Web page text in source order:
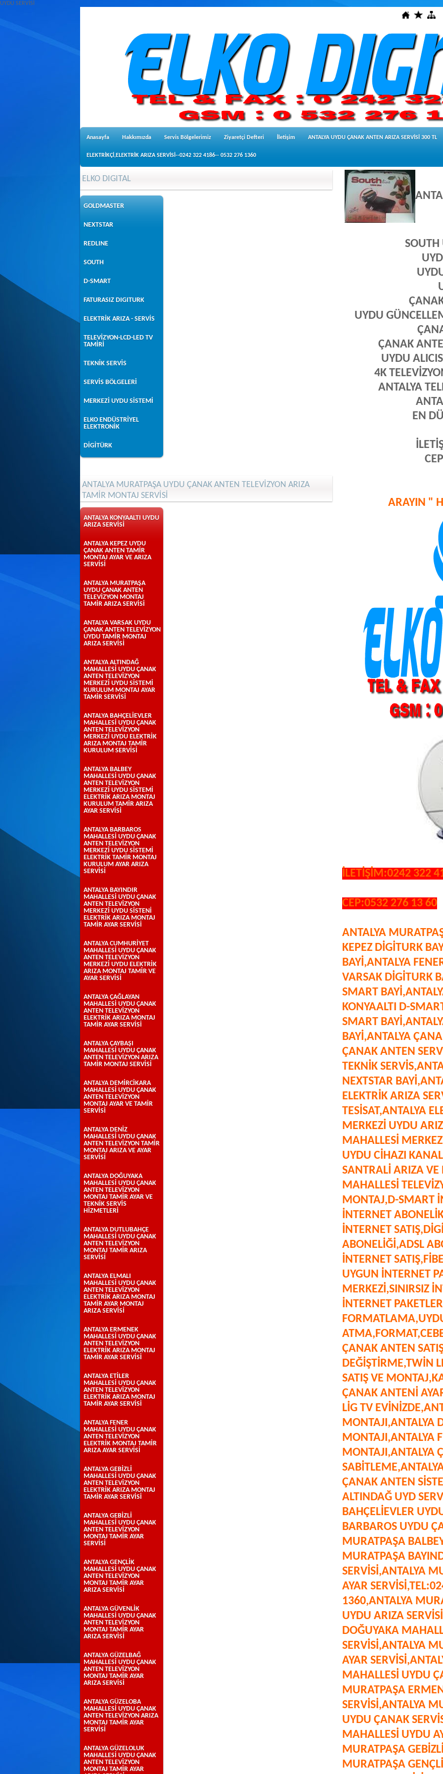
UYDU SERVİSİ
Anasayfa Hakkımızda Servis Bölgelerimiz Ziyaretçi Defteri İletişim ANTALYA UYDU ÇANAK ANTEN ARIZA SERVİSİ 300 TL
ELEKTRİKÇİ,ELEKTRİK ARIZA SERVİSİ--0242 322 4186-- 0532 276 1360
ELKO DIGITAL
GOLDMASTER
NEXTSTAR
REDLINE
SOUTH
D-SMART
FATURASIZ DIGITURK
ELEKTRİK ARIZA - SERVİS
TELEVİZYON-LCD-LED TV
TAMİRİ
TEKNİK SERVİS
SERVİS BÖLGELERİ
MERKEZİ UYDU SİSTEMİ
ELKO ENDÜSTRİYEL
ELEKTRONİK
DİGİTÜRK
ANTALYA MURATPAŞA UYDU ÇANAK ANTEN TELEVİZYON ARIZA
TAMİR MONTAJ SERVİSİ
ANTALYA KONYAALTI UYDU
ARIZA SERVİSİ
ANTALYA KEPEZ UYDU
ÇANAK ANTEN TAMİR
MONTAJ AYAR VE ARIZA
SERVİSİ
ANTALYA MURATPAŞA
UYDU ÇANAK ANTEN
TELEVİZYON MONTAJ
TAMİR ARIZA SERVİSİ
ANTALYA VARSAK UYDU
ÇANAK ANTEN TELEVİZYON
UYDU TAMİR MONTAJ
ARIZA SERVİSİ
ANTALYA ALTINDAĞ
MAHALLESİ UYDU ÇANAK
ANTEN TELEVİZYON
MERKEZİ UYDU SİSTEMİ
KURULUM MONTAJ AYAR
TAMİR SERVİSİ
ANTALYA BAHÇELİEVLER
MAHALLESİ UYDU ÇANAK
ANTEN TELEVİZYON
MERKEZİ UYDU ELEKTRİK
ARIZA MONTAJ TAMİR
KURULUM SERVİSİ
ANTALYA BALBEY
MAHALLESİ UYDU ÇANAK
ANTEN TELEVİZYON
MERKEZİ UYDU SİSTEMİ
ELEKTRİK ARIZA MONTAJ
KURULUM TAMİR ARIZA
AYAR SERVİSİ
ANTALYA BARBAROS
MAHALLESİ UYDU ÇANAK
ANTEN TELEVİZYON
MERKEZİ UYDU SİSTEMİ
ELEKTRİK TAMİR MONTAJ
KURULUM AYAR ARIZA
SERVİSİ
ANTALYA BAYINDIR
MAHALLESİ UYDU ÇANAK
ANTEN TELEVİZYON
MERKEZİ UYDU SİSTENİ
ELEKTRİK ARIZA MONTAJ
TAMİR AYAR SERVİSİ
ANTALYA CUMHURİYET
MAHALLESİ UYDU ÇANAK
ANTEN TELEVİZYON
MERKEZİ UYDU ELEKTRİK
ARIZA MONTAJ TAMİR VE
AYAR SERVİSİ
ANTALYA ÇAĞLAYAN
MAHALLESİ UYDU ÇANAK
ANTEN TELEVİZYON
ELEKTRİK ARIZA MONTAJ
TAMİR AYAR SERVİSİ
ANTALYA ÇAYBAŞI
MAHALLESİ UYDU ÇANAK
ANTEN TELEVİZYON ARIZA
TAMİR MONTAJ SERVİSİ
ANTALYA DEMİRCİKARA
MAHALLESİ UYDU ÇANAK
ANTEN TELEVİZYON
MONTAJ AYAR VE TAMİR
SERVİSİ
ANTALYA DENİZ
MAHALLESİ UYDU ÇANAK
ANTEN TELEVİZYON TAMİR
MONTAJ ARIZA VE AYAR
SERVİSİ
ANTALYA DOĞUYAKA
MAHALLESİ UYDU ÇANAK
ANTEN TELEVİZYON
MONTAJ TAMİR AYAR VE
TEKNİK SERVİS
HİZMETLERİ
ANTALYA DUTLUBAHÇE
MAHALLESİ UYDU ÇANAK
ANTEN TELEVİZYON
MONTAJ TAMİR ARIZA
SERVİSİ
ANTALYA ELMALI
MAHALLESİ UYDU ÇANAK
ANTEN TELEVİZYON
ELEKTRİK ARIZA MONTAJ
TAMİR AYAR MONTAJ
ARIZA SERVİSİ
ANTALYA ERMENEK
MAHALLESİ UYDU ÇANAK
ANTEN TELEVİZYON
ELEKTRİK ARIZA MONTAJ
TAMİR AYAR SERVİSİ
ANTALYA ETİLER
MAHALLESİ UYDU ÇANAK
ANTEN TELEVİZYON
ELEKTRİK ARIZA MONTAJ
TAMİR AYAR SERVİSİ
ANTALYA FENER
MAHALLESİ UYDU ÇANAK
ANTEN TELEVİZYON
ELEKTRİK MONTAJ TAMİR
ARIZA AYAR SERVİSİ
ANTALYA GEBİZLİ
MAHALLESİ UYDU ÇANAK
ANTEN TELEVİZYON
ELEKTRİK ARIZA MONTAJ
TAMİR AYAR SERVİSİ
ANTALYA GEBİZLİ
MAHALLESİ UYDU ÇANAK
ANTEN TELEVİZYON
MONTAJ TAMİR AYAR
SERVİSİ
ANTALYA GENÇLİK
MAHALLESİ UYDU ÇANAK
ANTEN TELEVİZYON
MONTAJ TAMİR AYAR
ARIZA SERVİSİ
ANTALYA GÜVENLİK
MAHALLESİ UYDU ÇANAK
ANTEN TELEVİZYON
MONTAJ TAMİR AYAR
ARIZA SERVİSİ
ANTALYA GÜZELBAĞ
MAHALLESİ UYDU ÇANAK
ANTEN TELEVİZYON
MONTAJ TAMİR AYAR
ARIZA SERVİSİ
ANTALYA GÜZELOBA
MAHALLESİ UYDU ÇANAK
ANTEN TELEVİZYON ARIZA
MONTAJ TAMİR AYAR
SERVİSİ
ANTALYA GÜZELOLUK
MAHALLESİ UYDU ÇANAK
ANTEN TELEVİZYON
MONTAJ TAMİR AYAR
SOUTH
UYDU
ÇANAK
UYDU
4K
ANTALYA
EN
ARAYIN "
İLETİŞİM:0242 322
CEP:0532 276 13 60
ANTALYA